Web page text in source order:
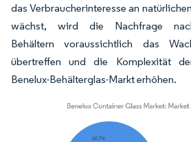
das Verbraucherinteresse an
wächst, wird die Nachfrage
Behältern voraussichtlich das
übertreffen und die Komplexität
Benelux-Behälterglas-Markt erhöhen.